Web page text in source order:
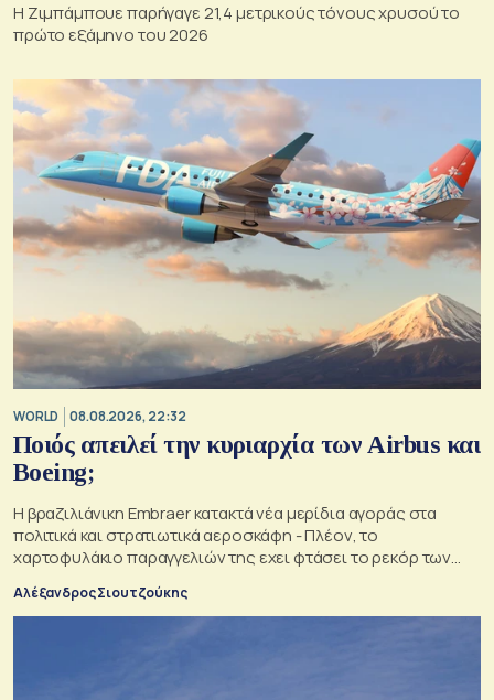
Η Ζιμπάμπουε παρήγαγε 21,4 μετρικούς τόνους χρυσού το
πρώτο εξάμηνο του 2026
WORLD 08.08.2026, 22:32
Ποιός απειλεί την κυριαρχία των Airbus και
Boeing;
Η βραζιλιάνικη Embraer κατακτά νέα μερίδια αγοράς στα
πολιτικά και στρατιωτικά αεροσκάφη - Πλέον, το
χαρτοφυλάκιο παραγγελιών της εχει φτάσει το ρεκόρ των
Αλέξανδρος Σιουτζούκης